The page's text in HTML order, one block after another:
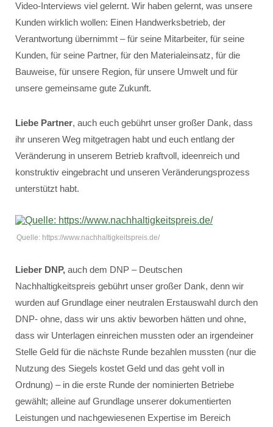
Video-Interviews viel gelernt. Wir haben gelernt, was unsere
Kunden wirklich wollen: Einen Handwerksbetrieb, der
Verantwortung übernimmt – für seine Mitarbeiter, für seine
Kunden, für seine Partner, für den Materialeinsatz, für die
Bauweise, für unsere Region, für unsere Umwelt und für
unsere gemeinsame gute Zukunft.
Liebe Partner, auch euch gebührt unser großer Dank, dass
ihr unseren Weg mitgetragen habt und euch entlang der
Veränderung in unserem Betrieb kraftvoll, ideenreich und
konstruktiv eingebracht und unseren Veränderungsprozess
unterstützt habt.
Quelle: https://www.nachhaltigkeitspreis.de/
Lieber DNP, auch dem DNP – Deutschen
Nachhaltigkeitspreis gebührt unser großer Dank, denn wir
wurden auf Grundlage einer neutralen Erstauswahl durch den
DNP- ohne, dass wir uns aktiv beworben hätten und ohne,
dass wir Unterlagen einreichen mussten oder an irgendeiner
Stelle Geld für die nächste Runde bezahlen mussten (nur die
Nutzung des Siegels kostet Geld und das geht voll in
Ordnung) – in die erste Runde der nominierten Betriebe
gewählt; alleine auf Grundlage unserer dokumentierten
Leistungen und nachgewiesenen Expertise im Bereich